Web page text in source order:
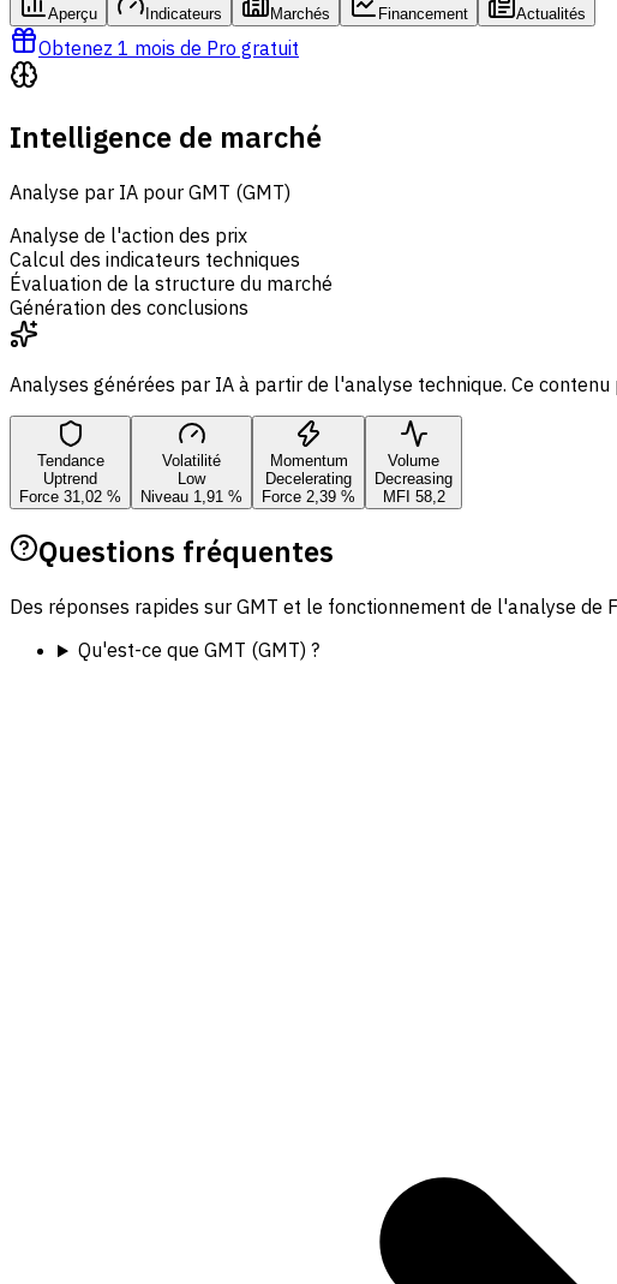
Aperçu Indicateurs Marchés Financement Actualités
Obtenez 1 mois de Pro gratuit
Intelligence de marché
Analyse par IA pour GMT (GMT)
Analyse de l'action des prix
Calcul des indicateurs techniques
Évaluation de la structure du marché
Génération des conclusions
Analyses générées par IA à partir de l'analyse technique. Ce
Tendance
Uptrend
Force 31,02 %
Volatilité
Low
Niveau 1,91 %
Momentum
Decelerating
Force 2,39 %
Volume
Decreasing
MFI 58,2
Questions fréquentes
Des réponses rapides sur GMT et le fonctionnement de l'analyse
Qu'est-ce que GMT (GMT) ?